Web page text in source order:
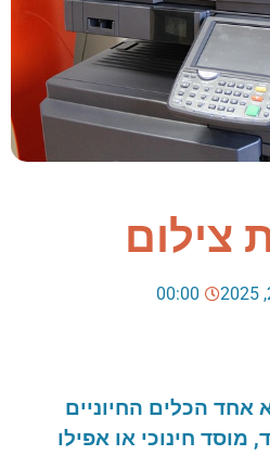
צילום
00:00
אחד הכלים החיוניים
, מוסד חינוכי או אפילו